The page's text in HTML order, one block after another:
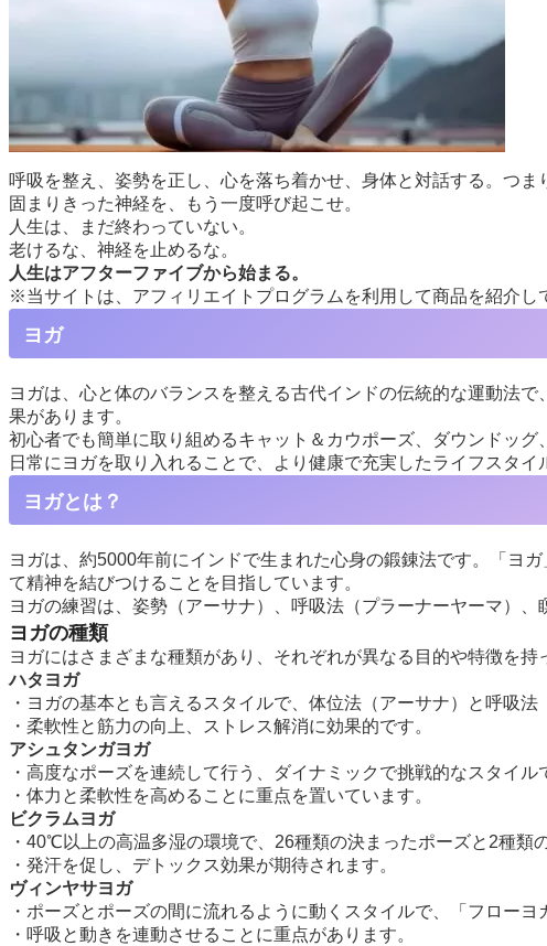
呼吸を整え、姿勢を正し、心を落ち着かせ、身体と対話する。つま
固まりきった神経を、もう一度呼び起こせ。
人生は、まだ終わっていない。
老けるな、神経を止めるな。
人生はアフターファイブから始まる。
※当サイトは、アフィリエイトプログラムを利用して商品を紹介し
ヨガ
ヨガは、心と体のバランスを整える古代インドの伝統的な運動法
果があります。
初心者でも簡単に取り組めるキャット＆カウポーズ、ダウンドッグ
日常にヨガを取り入れることで、より健康で充実したライフスタイ
ヨガとは？
ヨガは、約5000年前にインドで生まれた心身の鍛錬法です。「ヨ
て精神を結びつけることを目指しています。
ヨガの練習は、姿勢（アーサナ）、呼吸法（プラーナーヤーマ）、
ヨガの種類
ヨガにはさまざまな種類があり、それぞれが異なる目的や特徴を
ハタヨガ
・ヨガの基本とも言えるスタイルで、体位法（アーサナ）と呼吸
・柔軟性と筋力の向上、ストレス解消に効果的です。
アシュタンガヨガ
・高度なポーズを連続して行う、ダイナミックで挑戦的なスタイル
・体力と柔軟性を高めることに重点を置いています。
ビクラムヨガ
・40℃以上の高温多湿の環境で、26種類の決まったポーズと2種類
・発汗を促し、デトックス効果が期待されます。
ヴィンヤサヨガ
・ポーズとポーズの間に流れるように動くスタイルで、「フローヨ
・呼吸と動きを連動させることに重点があります。